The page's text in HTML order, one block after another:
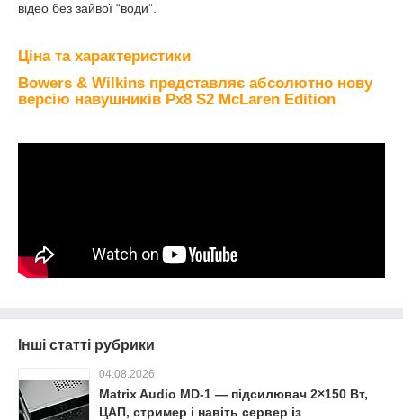
відео без зайвої “води”.
Ціна та характеристики
Bowers & Wilkins представляє абсолютно нову
версію навушників Px8 S2 McLaren Edition
Інші статті рубрики
04.08.2026
Matrix Audio MD-1 — підсилювач 2×150 Вт,
ЦАП, стример і навіть сервер із